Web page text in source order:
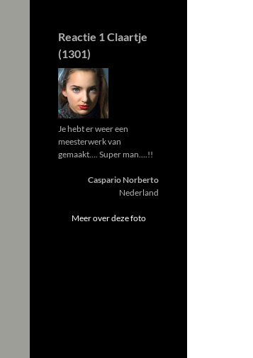
Reactie 1 Claartje
(1301)
Je hebt er weer een
meesterwerk van
gemaakt…. Super man….!!
Caspario Norberto
Nederland
Meer over deze foto